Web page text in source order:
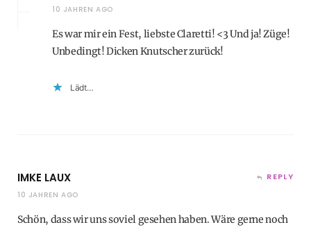
10 JAHREN AGO
Es war mir ein Fest, liebste Claretti! <3 Und ja! Züge!
Unbedingt! Dicken Knutscher zurück!
Lädt…
IMKE LAUX
10 JAHREN AGO
REPLY
Schön, dass wir uns soviel gesehen haben. Wäre gerne noch